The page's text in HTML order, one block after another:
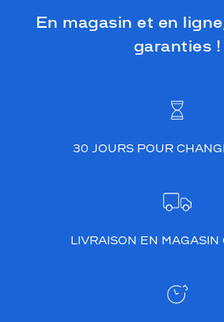
En magasin et en
garanties !
30 JOURS POUR
LIVRAISON EN MAGASIN